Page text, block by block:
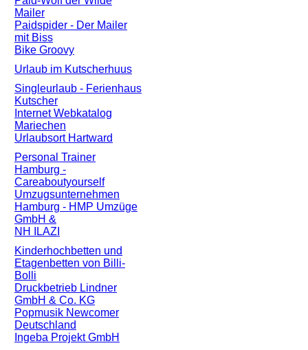
Mailer
Paidspider - Der Mailer
mit Biss
Bike Groovy
Urlaub im Kutscherhuus
Singleurlaub - Ferienhaus
Kutscher
Internet Webkatalog
Mariechen
Urlaubsort Hartward
Personal Trainer
Hamburg -
Careaboutyourself
Umzugsunternehmen
Hamburg - HMP Umzüge
GmbH &
NH ILAZI
Kinderhochbetten und
Etagenbetten von Billi-
Bolli
Druckbetrieb Lindner
GmbH & Co. KG
Popmusik Newcomer
Deutschland
Ingeba Projekt GmbH